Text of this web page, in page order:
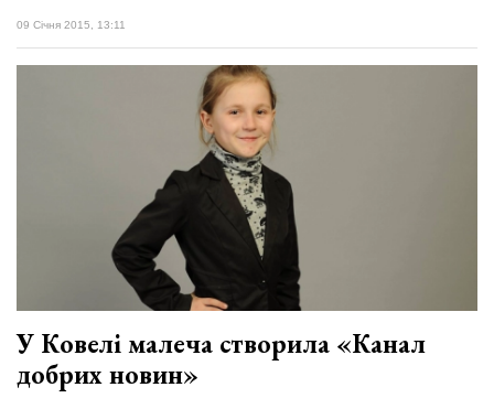
09 Січня 2015, 13:11
У Ковелі малеча створила «Канал
добрих новин»